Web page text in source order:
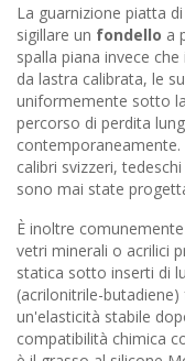
La guarnizione piatta
sigillare un fondello a
spalla piana invece
da lastra calibrata, le
uniformemente sotto
percorso di perdita
calibri svizzeri,
sono mai state
È inoltre
vetri minerali o acrilici
statica sotto inserti di
(acrilonitrile-
un'elasticità stabile
compatibilità chimica